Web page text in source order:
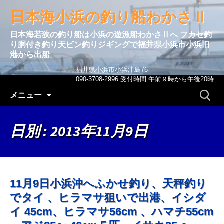
日本海小浜の釣り船わかさⅡ
日本海若狭の釣り船は小浜の遊漁船わかさⅡへ フカセ釣
り胴付き釣り天ビン釣りジギングで福井県小浜市小浜旧
港から出船
福井県小浜市小浜津島76
090-3708-2996 受付時間:午前９時から午後20時
メニュー
検
日別 : 2013年11月9日
11月9日小浜沖へふかせ釣り、天秤釣り
でタイ 、ヒラマサ狙いで出港、イシダ
イ 45cm、ヒラマサ56cm 、ハマチ55cm